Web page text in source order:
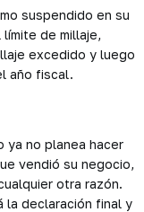
suspendido en su
de millaje,
excedido y luego
año fiscal.
ya no planea hacer
vendió su negocio,
otra razón.
la declaración final y